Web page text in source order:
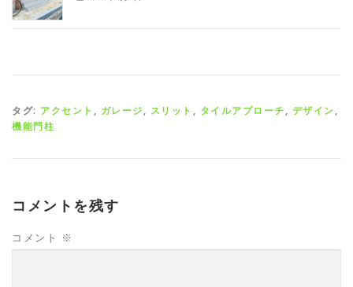
タグ: アクセント , ガレージ, スリット , タイルアプローチ, デザイン,
機能門柱
コメントを残す
コメント ※